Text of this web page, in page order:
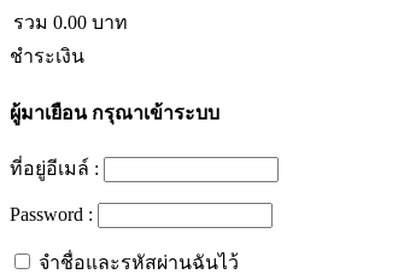
รวม 0.00 บาท
ชำระเงิน
ผู้มาเยือนกรุณาเข้าระบบ
ที่อยู่อีเมล์ :
Password :
จำชื่อและรหัสผ่านฉันไว้